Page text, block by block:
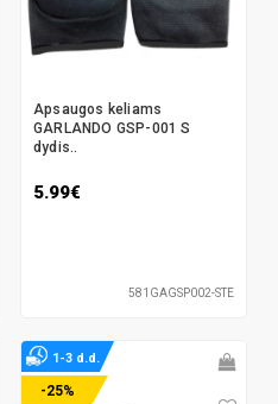
Apsaugos keliams
GARLANDO GSP-001 S
dydis..
5.99€
581GAGSP002-STE
-25%
1-3 d.d.